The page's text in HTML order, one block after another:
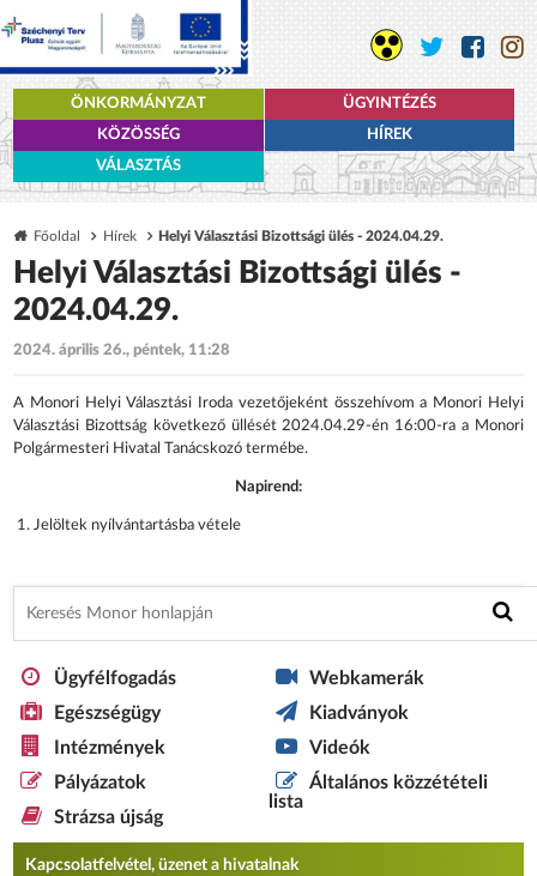
ÖNKORMÁNYZAT
ÜGYINTÉZÉS
KÖZÖSSÉG
HÍREK
VÁLASZTÁS
Főoldal Hírek Helyi Választási Bizottsági ülés - 2024.04.29.
Helyi Választási Bizottsági ülés -
2024.04.29.
2024. április 26., péntek, 11:28
A Monori Helyi Választási Iroda vezetőjeként összehívom a Monori Helyi
Választási Bizottság következő üllését 2024.04.29-én 16:00-ra a Monori
Polgármesteri Hivatal Tanácskozó termébe.
Napirend:
Jelöltek nyílvántartásba vétele
Ügyfélfogadás
Egészségügy
Intézmények
Pályázatok
Strázsa újság
Webkamerák
Kiadványok
Videók
Általános közzétételi
lista
Kapcsolatfelvétel, üzenet a hivatalnak